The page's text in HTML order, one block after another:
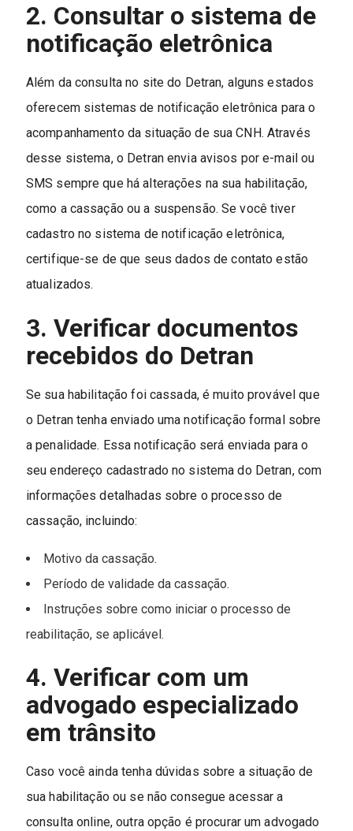
2. Consultar o sistema de
notificação eletrônica
Além da consulta no site do Detran, alguns estados
oferecem sistemas de notificação eletrônica para o
acompanhamento da situação de sua CNH. Através
desse sistema, o Detran envia avisos por e-mail ou
SMS sempre que há alterações na sua habilitação,
como a cassação ou a suspensão. Se você tiver
cadastro no sistema de notificação eletrônica,
certifique-se de que seus dados de contato estão
atualizados.
3. Verificar documentos
recebidos do Detran
Se sua habilitação foi cassada, é muito provável que
o Detran tenha enviado uma notificação formal sobre
a penalidade. Essa notificação será enviada para o
seu endereço cadastrado no sistema do Detran, com
informações detalhadas sobre o processo de
cassação, incluindo:
Motivo da cassação.
Período de validade da cassação.
Instruções sobre como iniciar o processo de
reabilitação, se aplicável.
4. Verificar com um
advogado especializado
em trânsito
Caso você ainda tenha dúvidas sobre a situação de
sua habilitação ou se não consegue acessar a
consulta online, outra opção é procurar um advogado